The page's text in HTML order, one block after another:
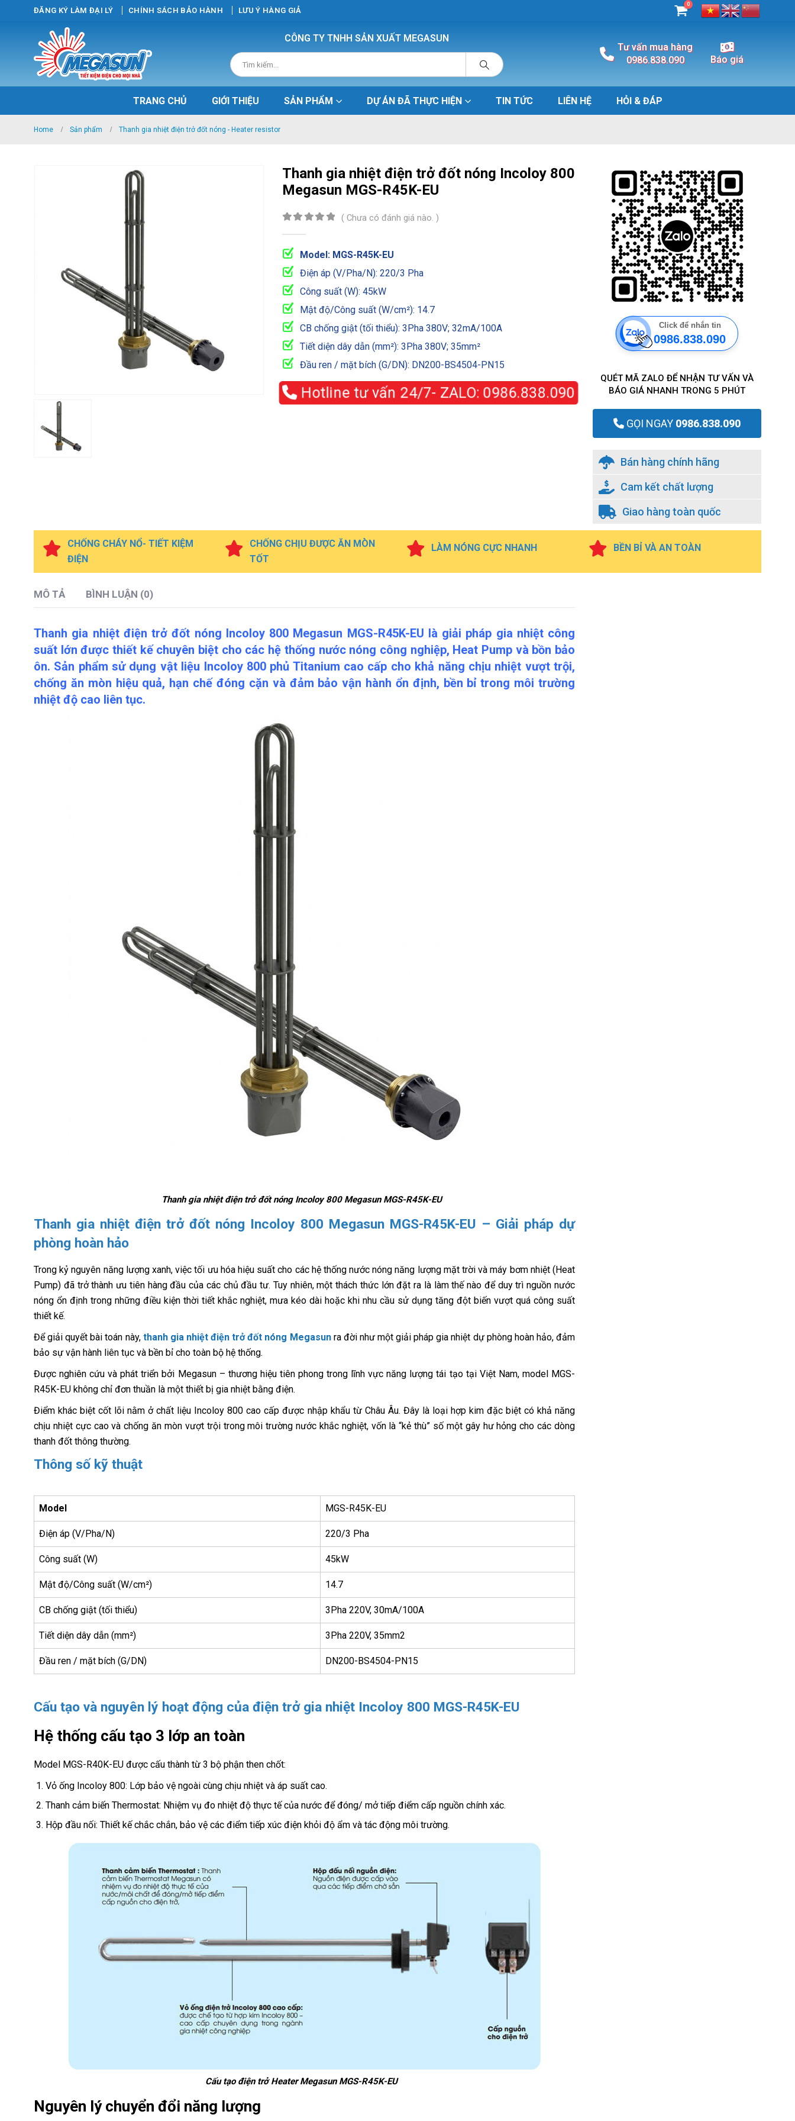
ĐĂNG KÝ LÀM ĐẠI LÝ CHÍNH SÁCH BẢO HÀNH LƯU Ý HÀNG GIẢ
0
CÔNG TY TNHH SẢN XUẤT MEGASUN
Tư vấn mua hàng
0986.838.090
Báo giá
TRANG CHỦ GIỚI THIỆU SẢN PHẨM DỰ ÁN ĐÃ THỰC HIỆN TIN TỨC LIÊN HỆ HỎI & ĐÁP
Home Sản phẩm Thanh gia nhiệt điện trở đốt nóng - Heater resistor
Thanh gia nhiệt điện trở đốt nóng Incoloy 800
Megasun MGS-R45K-EU
( Chưa có đánh giá nào. )
Model: MGS-R45K-EU
Điện áp (V/Pha/N): 220/3 Pha
Công suất (W): 45kW
Mật độ/Công suất (W/cm²): 14.7
CB chống giật (tối thiểu): 3Pha 380V; 32mA/100A
Tiết diện dây dẫn (mm²): 3Pha 380V; 35mm²
Đầu ren / mặt bích (G/DN): DN200-BS4504-PN15
Hotline tư vấn 24/7- ZALO:0986.838.090
Click để nhắn tin
0986.838.090
QUÉT MÃ ZALO ĐỂ NHẬN TƯ VẤN VÀ
BÁO GIÁ NHANH TRONG 5 PHÚT
GỌI NGAY 0986.838.090
Bán hàng chính hãng
Cam kết chất lượng
Giao hàng toàn quốc
CHỐNG CHÁY NỔ- TIẾT KIỆM
ĐIỆN
CHỐNG CHỊU ĐƯỢC ĂN MÒN
TỐT
LÀM NÓNG CỰC NHANH BỀN BỈ VÀ AN TOÀN
MÔ TẢ BÌNH LUẬN (0)
Thanh gia nhiệt điện trở đốt nóng Incoloy 800 Megasun MGS-R45K-EU là giải pháp gia nhiệt công
suất lớn được thiết kế chuyên biệt cho các hệ thống nước nóng công nghiệp, Heat Pump và bồn bảo
ôn. Sản phẩm sử dụng vật liệu Incoloy 800 phủ Titanium cao cấp cho khả năng chịu nhiệt vượt trội,
chống ăn mòn hiệu quả, hạn chế đóng cặn và đảm bảo vận hành ổn định, bền bỉ trong môi trường
nhiệt độ cao liên tục.
Thanh gia nhiệt điện trở đốt nóng Incoloy 800 Megasun MGS-R45K-EU
Thanh gia nhiệt điện trở đốt nóng Incoloy 800 Megasun MGS-R45K-EU – Giải pháp dự
phòng hoàn hảo
Trong kỷ nguyên năng lượng xanh, việc tối ưu hóa hiệu suất cho các hệ thống nước nóng năng lượng mặt trời và máy bơm nhiệt (Heat
Pump) đã trở thành ưu tiên hàng đầu của các chủ đầu tư. Tuy nhiên, một thách thức lớn đặt ra là làm thế nào để duy trì nguồn nước
nóng ổn định trong những điều kiện thời tiết khắc nghiệt, mưa kéo dài hoặc khi nhu cầu sử dụng tăng đột biến vượt quá công suất
thiết kế.
Để giải quyết bài toán này, thanh gia nhiệt điện trở đốt nóng Megasunra đời như một giải pháp gia nhiệt dự phòng hoàn hảo, đảm
bảo sự vận hành liên tục và bền bỉ cho toàn bộ hệ thống.
Được nghiên cứu và phát triển bởi Megasun – thương hiệu tiên phong trong lĩnh vực năng lượng tái tạo tại Việt Nam, model MGS-
R45K-EU không chỉ đơn thuần là một thiết bị gia nhiệt bằng điện.
Điểm khác biệt cốt lõi nằm ở chất liệu Incoloy 800 cao cấp được nhập khẩu từ Châu Âu. Đây là loại hợp kim đặc biệt có khả năng
chịu nhiệt cực cao và chống ăn mòn vượt trội trong môi trường nước khắc nghiệt, vốn là “kẻ thù” số một gây hư hỏng cho các dòng
thanh đốt thông thường.
Thông số kỹ thuật
Model MGS-R45K-EU
Điện áp (V/Pha/N) 220/3 Pha
Công suất (W) 45kW
Mật độ/Công suất (W/cm²) 14.7
CB chống giật (tối thiểu) 3Pha 220V, 30mA/100A
Tiết diện dây dẫn (mm²) 3Pha 220V, 35mm2
Đầu ren / mặt bích (G/DN) DN200-BS4504-PN15
Cấu tạo và nguyên lý hoạt động của điện trở gia nhiệt Incoloy 800 MGS-R45K-EU
Hệ thống cấu tạo 3 lớp an toàn
Model MGS-R40K-EU được cấu thành từ 3 bộ phận then chốt:
Vỏ ống Incoloy 800: Lớp bảo vệ ngoài cùng chịu nhiệt và áp suất cao.
Thanh cảm biến Thermostat: Nhiệm vụ đo nhiệt độ thực tế của nước để đóng/ mở tiếp điểm cấp nguồn chính xác.
Hộp đầu nối: Thiết kế chắc chắn, bảo vệ các điểm tiếp xúc điện khỏi độ ẩm và tác động môi trường.
Cấu tạo điện trở Heater Megasun MGS-R45K-EU
Nguyên lý chuyển đổi năng lượng